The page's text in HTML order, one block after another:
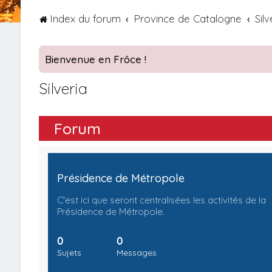
Index du forum Province de Catalogne
Bienvenue en Frôce !
Silveria
Forum
Présidence de Métropole
C'est ici que seront centralisées les activités de la
Présidence de Métropole.
0
Sujets
0
Messages